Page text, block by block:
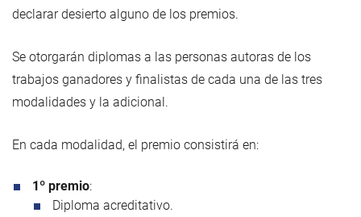
declarar desierto alguno de los premios.
Se otorgarán diplomas a las personas autoras de los
trabajos ganadores y finalistas de cada una de las tres
modalidades y la adicional.
En cada modalidad, el premio consistirá en:
1º premio:
Diploma acreditativo.